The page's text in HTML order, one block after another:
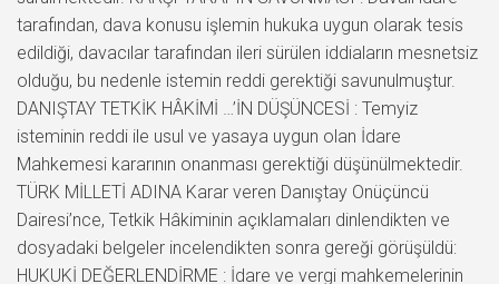
tarafından, dava konusu işlemin hukuka uygun olarak tesis
edildiği, davacılar tarafından ileri sürülen iddiaların mesnetsiz
olduğu, bu nedenle istemin reddi gerektiği savunulmuştur.
DANIŞTAY TETKİK HÂKİMİ …’İN DÜŞÜNCESİ : Temyiz
isteminin reddi ile usul ve yasaya uygun olan İdare
Mahkemesi kararının onanması gerektiği düşünülmektedir.
TÜRK MİLLETİ ADINA Karar veren Danıştay Onüçüncü
Dairesi’nce, Tetkik Hâkiminin açıklamaları dinlendikten ve
dosyadaki belgeler incelendikten sonra gereği görüşüldü:
HUKUKİ DEĞERLENDİRME : İdare ve vergi mahkemelerinin